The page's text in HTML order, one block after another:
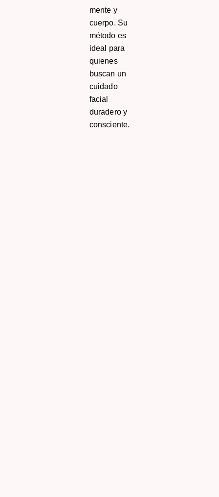
mente y
cuerpo. Su
método es
ideal para
quienes
buscan un
cuidado
facial
duradero y
consciente.